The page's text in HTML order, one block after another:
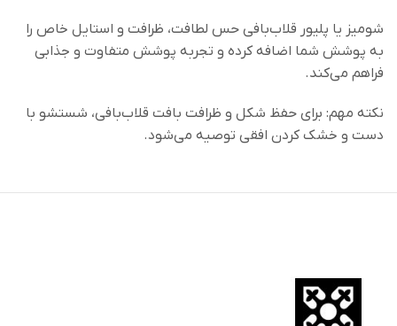
شومیز یا پلیور قلاب‌بافی حس لطافت، ظرافت و استایل خاص را
به پوشش شما اضافه کرده و تجربه پوشش متفاوت و جذابی
فراهم می‌کند.
نکته مهم: برای حفظ شکل و ظرافت بافت قلاب‌بافی، شستشو با
دست و خشک کردن افقی توصیه می‌شود.